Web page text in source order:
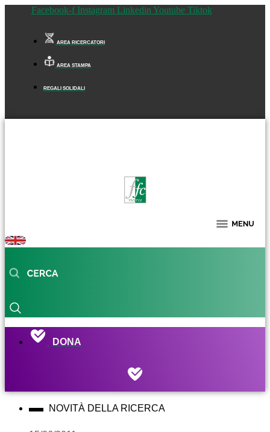
Facebook-f Instagram Linkedin Youtube Tiktok
AREA RICERCATORI
AREA STAMPA
REGALI SOLIDALI
DONA
NOVITÀ DELLA RICERCA